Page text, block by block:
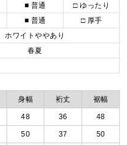
■ 普通
□ ゆったり
■ 普通
□ 厚手
ホワイトややあり
春夏
身幅 裄丈 裾幅
48 36 48
50 37 50